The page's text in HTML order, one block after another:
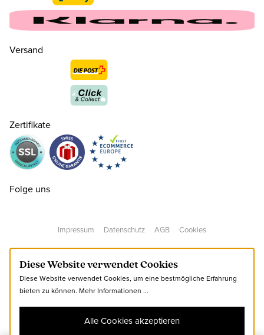
CHF 90.00
36 CHF 90.00
CHF 90.00
39 CHF 90.00 nur noch wenige verfügbar
40 CHF 90.00
nur noch wenige verfügbar
Versand
Zertifikate
Folge uns
Impressum Datenschutz AGB Cookies
Diese Website verwendet Cookies
Diese Website verwendet Cookies, um eine bestmögliche Erfahrung
bieten zu können. Mehr Informationen ...
Alle Cookies akzeptieren